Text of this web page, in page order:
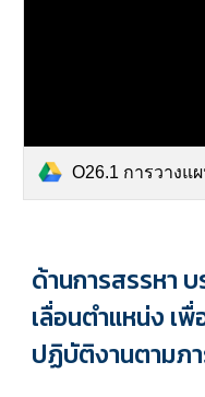
O26.1 การวางแ
ด้านการสรรหา
เลื่อนตำแหน่ง เ
ปฏิบัติงานตามภ